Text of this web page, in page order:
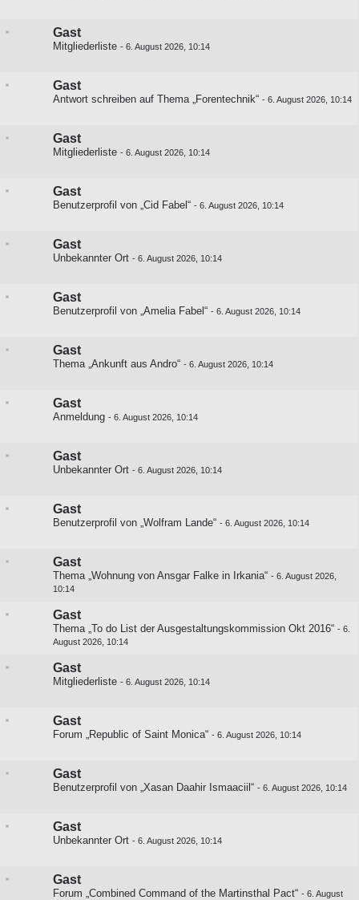
Gast
Mitgliederliste - 6. August 2026, 10:14
Gast
Antwort schreiben auf Thema „Forentechnik“ - 6. August 2026, 10:14
Gast
Mitgliederliste - 6. August 2026, 10:14
Gast
Benutzerprofil von „Cid Fabel“ - 6. August 2026, 10:14
Gast
Unbekannter Ort - 6. August 2026, 10:14
Gast
Benutzerprofil von „Amelia Fabel“ - 6. August 2026, 10:14
Gast
Thema „Ankunft aus Andro“ - 6. August 2026, 10:14
Gast
Anmeldung - 6. August 2026, 10:14
Gast
Unbekannter Ort - 6. August 2026, 10:14
Gast
Benutzerprofil von „Wolfram Lande“ - 6. August 2026, 10:14
Gast
Thema „Wohnung von Ansgar Falke in Irkania“ - 6. August 2026,
10:14
Gast
Thema „To do List der Ausgestaltungskommission Okt 2016“ - 6.
August 2026, 10:14
Gast
Mitgliederliste - 6. August 2026, 10:14
Gast
Forum „Republic of Saint Monica“ - 6. August 2026, 10:14
Gast
Benutzerprofil von „Xasan Daahir Ismaaciil“ - 6. August 2026, 10:14
Gast
Unbekannter Ort - 6. August 2026, 10:14
Gast
Forum „Combined Command of the Martinsthal Pact“ - 6. August